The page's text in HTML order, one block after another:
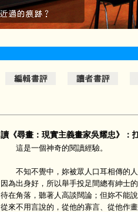
讀《尋畫：現實主義畫家吳耀忠》：
這是一個神奇的閱讀經驗。
不知不覺中，妳被眾人口耳相傳的人
因為出身好，所以舉手投足間總有紳士
待在角落，聽著人高談闊論；但妳不能
從來不用言說的，從他的寡言、從他作